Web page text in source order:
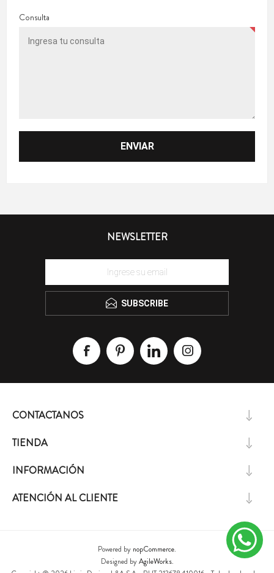
Consulta
NEWSLETTER
SUBSCRIBE
CONTACTANOS
TIENDA
INFORMACIÓN
ATENCIÓN AL CLIENTE
Powered by nopCommerce.
Designed byAgileWorks.